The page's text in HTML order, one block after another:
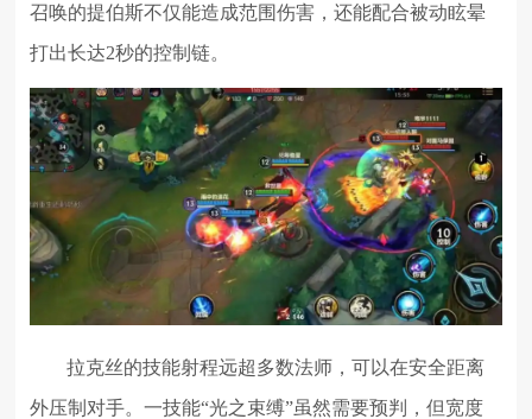
召唤的提伯斯不仅能造成范围伤害，还能配合被动眩晕
打出长达2秒的控制链。
拉克丝的技能射程远超多数法师，可以在安全距离
外压制对手。一技能“光之束缚”虽然需要预判，但宽度